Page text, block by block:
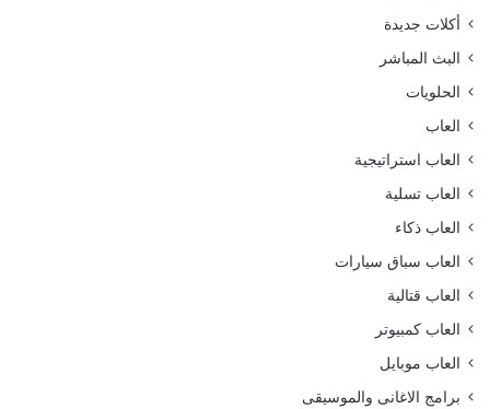
أكلات جديدة
البث المباشر
الحلويات
العاب
العاب استراتيجية
العاب تسلية
العاب ذكاء
العاب سباق سيارات
العاب قتالية
العاب كمبيوتر
العاب موبايل
برامج الاغانى والموسيقى